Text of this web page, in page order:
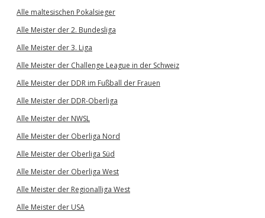
Alle maltesischen Pokalsieger
Alle Meister der 2. Bundesliga
Alle Meister der 3. Liga
Alle Meister der Challenge League in der Schweiz
Alle Meister der DDR im Fußball der Frauen
Alle Meister der DDR-Oberliga
Alle Meister der NWSL
Alle Meister der Oberliga Nord
Alle Meister der Oberliga Süd
Alle Meister der Oberliga West
Alle Meister der Regionalliga West
Alle Meister der USA